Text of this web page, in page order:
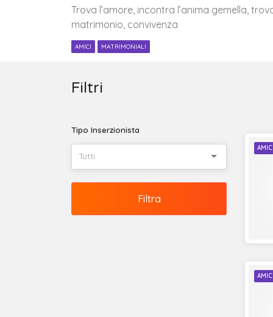
Trova l’amore, incontra l’anima gemella,
matrimonio, convivenza
AMICI MATRIMONIALI
Filtri
Tipo Inserzionista
Tutti
Filtra